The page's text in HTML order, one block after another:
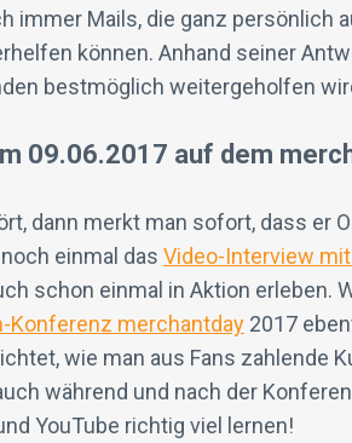
immer Mails, die ganz persönlich
können. Anhand seiner
bestmöglich weitergeholfen
09.06.2017 auf dem
dann merkt man sofort, dass er
einmal das Video-Interview
schon einmal in Aktion erleben.
Konferenz merchantday 2017
wie man aus Fans zahlende
während und nach der
YouTube richtig viel lernen!